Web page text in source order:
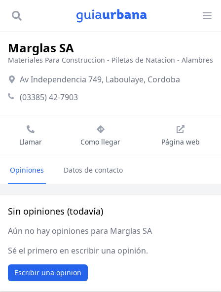
Marglas SA
Materiales Para Construccion - Piletas de Natacion - Alambres
Av Independencia 749, Laboulaye, Cordoba
(03385) 42-7903
Llamar Como llegar Página web
Opiniones Datos de contacto
Sin opiniones (todavía)
Aún no hay opiniones para Marglas SA
Sé el primero en escribir una opinión.
Escribir una opinion